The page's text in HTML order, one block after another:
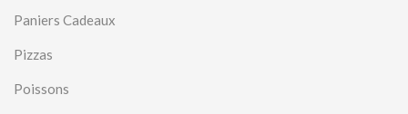
Paniers Cadeaux
Pizzas
Poissons